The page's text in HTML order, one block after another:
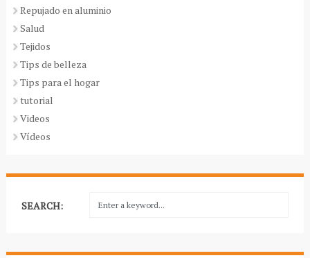
Repujado en aluminio
Salud
Tejidos
Tips de belleza
Tips para el hogar
tutorial
Videos
Vídeos
SEARCH: